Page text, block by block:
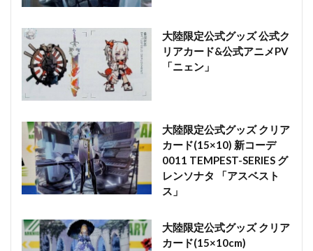
大陸限定公式グッズ 公式ク
リアカード&公式アニメPV
「ニェン」
大陸限定公式グッズ クリア
カード(15×10) 新コーデ
0011 TEMPEST-SERIES グ
レンソナタ 「アスベスト
ス」
大陸限定公式グッズ クリア
カード(15×10cm)